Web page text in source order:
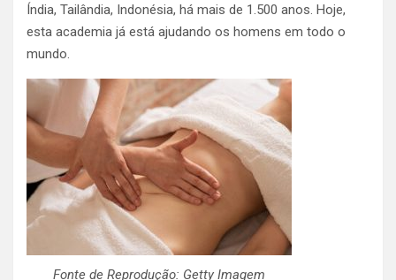
Índia, Tailândia, Indonésia, há mais de 1.500 anos. Hoje,
esta academia já está ajudando os homens em todo o
mundo.
Fonte de Reprodução: Getty Imagem